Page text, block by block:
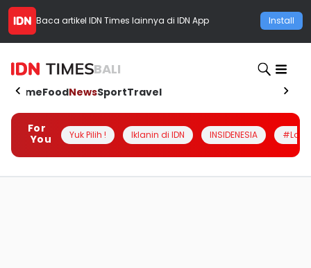
Baca artikel IDN Times lainnya di IDN App Install
BALI
HomeFoodNewsSportTravel
For
You
Yuk Pilih ! Iklanin di IDN INSIDENESIA